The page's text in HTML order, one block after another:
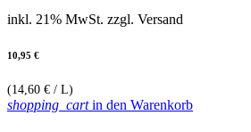
inkl. 21% MwSt. zzgl. Versand
10,95 €
(14,60 € / L)
shopping_cartin den Warenkorb